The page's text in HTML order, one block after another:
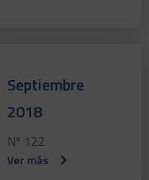
Septiembre
2018
Nº 122
Ver más